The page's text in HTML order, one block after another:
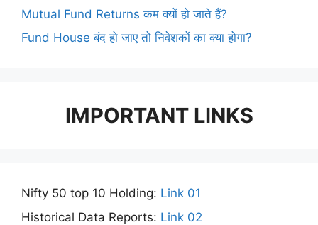
Mutual Fund Returns कम क्यों हो जाते हैं?
Fund House बंद हो जाए तो निवेशकों का क्या होगा?
IMPORTANT LINKS
Nifty 50 top 10 Holding: Link 01
Historical Data Reports: Link 02